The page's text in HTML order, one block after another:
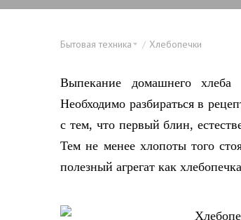
Бытовая техника Хлебопечки
Выпекание домашнего
Необходимо разбираться в
с тем, что первый блин,
Тем не менее хлопоты того
полезный агрегат как